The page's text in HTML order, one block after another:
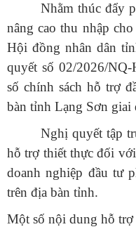
Nhằm thúc đẩy
nâng cao thu nhập
Hội đồng nhân dân
quyết số 02/2026/
số chính sách hỗ trợ
bàn tỉnh Lạng Sơn giai
Nghị quyết tập
hỗ trợ thiết thực đối
doanh nghiệp đầu tư
trên địa bàn tỉnh.
Một số nội dung hỗ